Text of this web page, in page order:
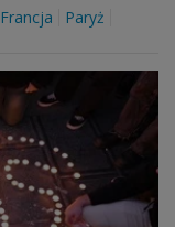
Francja
Paryż